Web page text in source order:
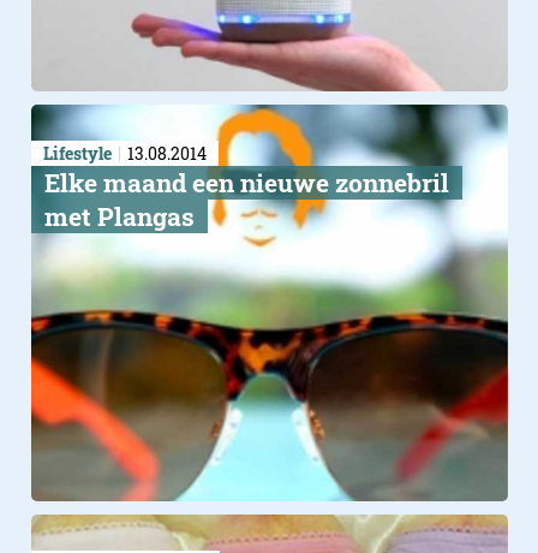
Lifestyle 13.08.2014
Elke maand een nieuwe zonnebril
met Plangas